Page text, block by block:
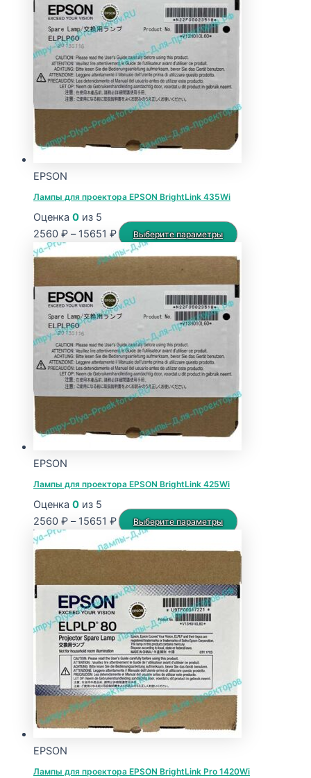
EPSON
Лампы для проектора EPSON BrightLink 435Wi
Оценка 0 из 5
2560 ₽ – 15651 ₽Диапазон
цен:
2560 ₽
–
15651 ₽
Выберите параметры
Этот
имеет
несколько
вариаций.
можно
товара.
EPSON
Лампы для проектора EPSON BrightLink 425Wi
Оценка 0 из 5
2560 ₽ – 15651 ₽Диапазон
цен:
2560 ₽
15651 ₽
Выберите параметры
Этот
имеет
несколько
вариаций.
товара.
EPSON
Лампы для проектора EPSON BrightLink Pro 1420Wi